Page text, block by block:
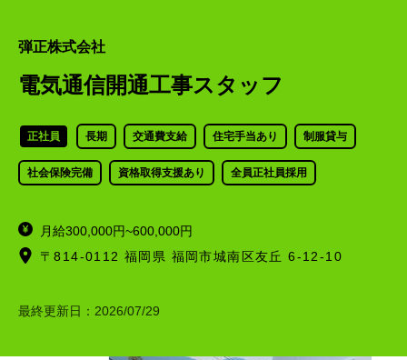
弾正株式会社
電気通信開通工事スタッフ
正社員 長期 交通費支給 住宅手当あり 制服貸与
社会保険完備 資格取得支援あり 全員正社員採用
月給300,000円~600,000円
〒814-0112 福岡県 福岡市城南区友丘 6-12-10
最終更新日： 2026/07/29